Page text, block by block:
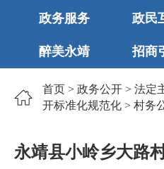
政务服务 政民
醉美永靖 招商
首页 > 政务公开 > 法定
开标准化规范化 > 村务
永靖县小岭乡大路